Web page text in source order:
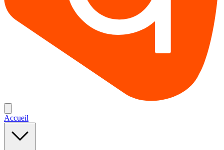
Accueil